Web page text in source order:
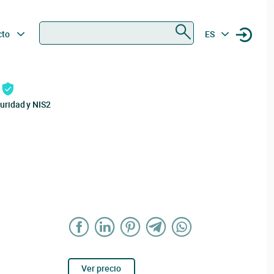
ES
y NIS2
Ver precio